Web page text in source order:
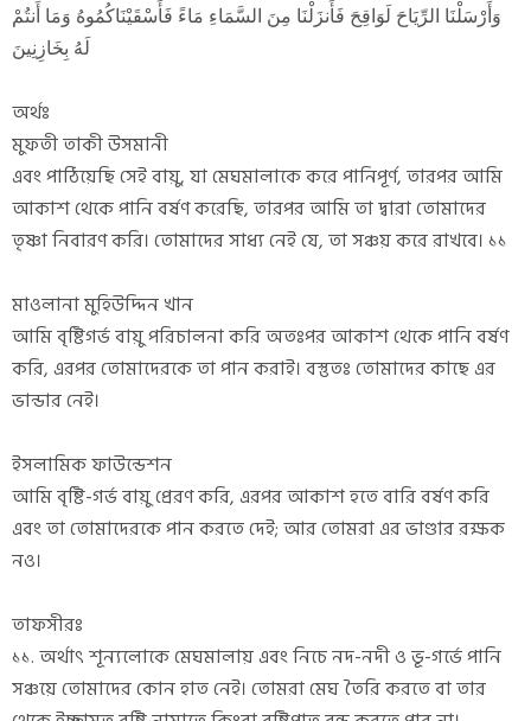
وَأَرْسَلْنَا الرِّيَاحَ لَوَاقِحَ فَأَنزَلْنَا مِنَ السَّمَاءِ مَاءً فَأَسْقَيْنَاكُمُوهُ وَمَا أَنتُمْ
لَهُ بِخَازِنِينَ
অর্থঃ
মুফতী তাকী উসমানী
এবং পাঠিয়েছি সেই বায়ু, যা মেঘমালাকে করে পানিপূর্ণ, তারপর আমি
আকাশ থেকে পানি বর্ষণ করেছি, তারপর আমি তা দ্বারা তোমাদের
তৃষ্ণা নিবারণ করি। তোমাদের সাধ্য নেই যে, তা সঞ্চয় করে রাখবে। ১১
মাওলানা মুহিউদ্দিন খান
আমি বৃষ্টিগর্ভ বায়ু পরিচালনা করি অতঃপর আকাশ থেকে পানি বর্ষণ
করি, এরপর তোমাদেরকে তা পান করাই। বস্তুতঃ তোমাদের কাছে এর
ভান্ডার নেই।
ইসলামিক ফাউন্ডেশন
আমি বৃষ্টি-গর্ভ বায়ু প্রেরণ করি, এরপর আকাশ হতে বারি বর্ষণ করি
এবং তা তোমাদেরকে পান করতে দেই; আর তোমরা এর ভাণ্ডার রক্ষক
নও।
তাফসীরঃ
১১. অর্থাৎ শূন্যলোকে মেঘমালায় এবং নিচে নদ-নদী ও ভূ-গর্ভে পানি
সঞ্চয়ে তোমাদের কোন হাত নেই। তোমরা মেঘ তৈরি করতে বা তার